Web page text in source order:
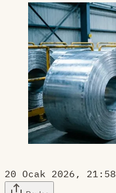
20 Ocak 2026, 21:58